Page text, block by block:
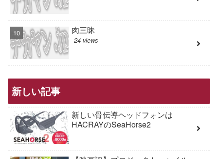
肉三昧
24 views
新しい記事
新しい骨伝導ヘッドフォンは
HACRAYのSeaHorse2